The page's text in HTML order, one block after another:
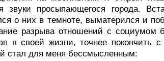
звуки просыпающегося города.
о них в темноте, выматерился и
разрыва отношений с социумом
в своей жизни, точнее покончить
стал для меня бессмысленным: